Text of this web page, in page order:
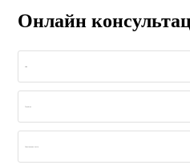
Онлайн